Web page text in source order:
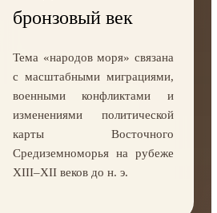
бронзовый век
Тема «народов моря» связана
с масштабными миграциями,
военными конфликтами и
изменениями политической
карты Восточного
Средиземноморья на рубеже
XIII–XII веков до н. э.